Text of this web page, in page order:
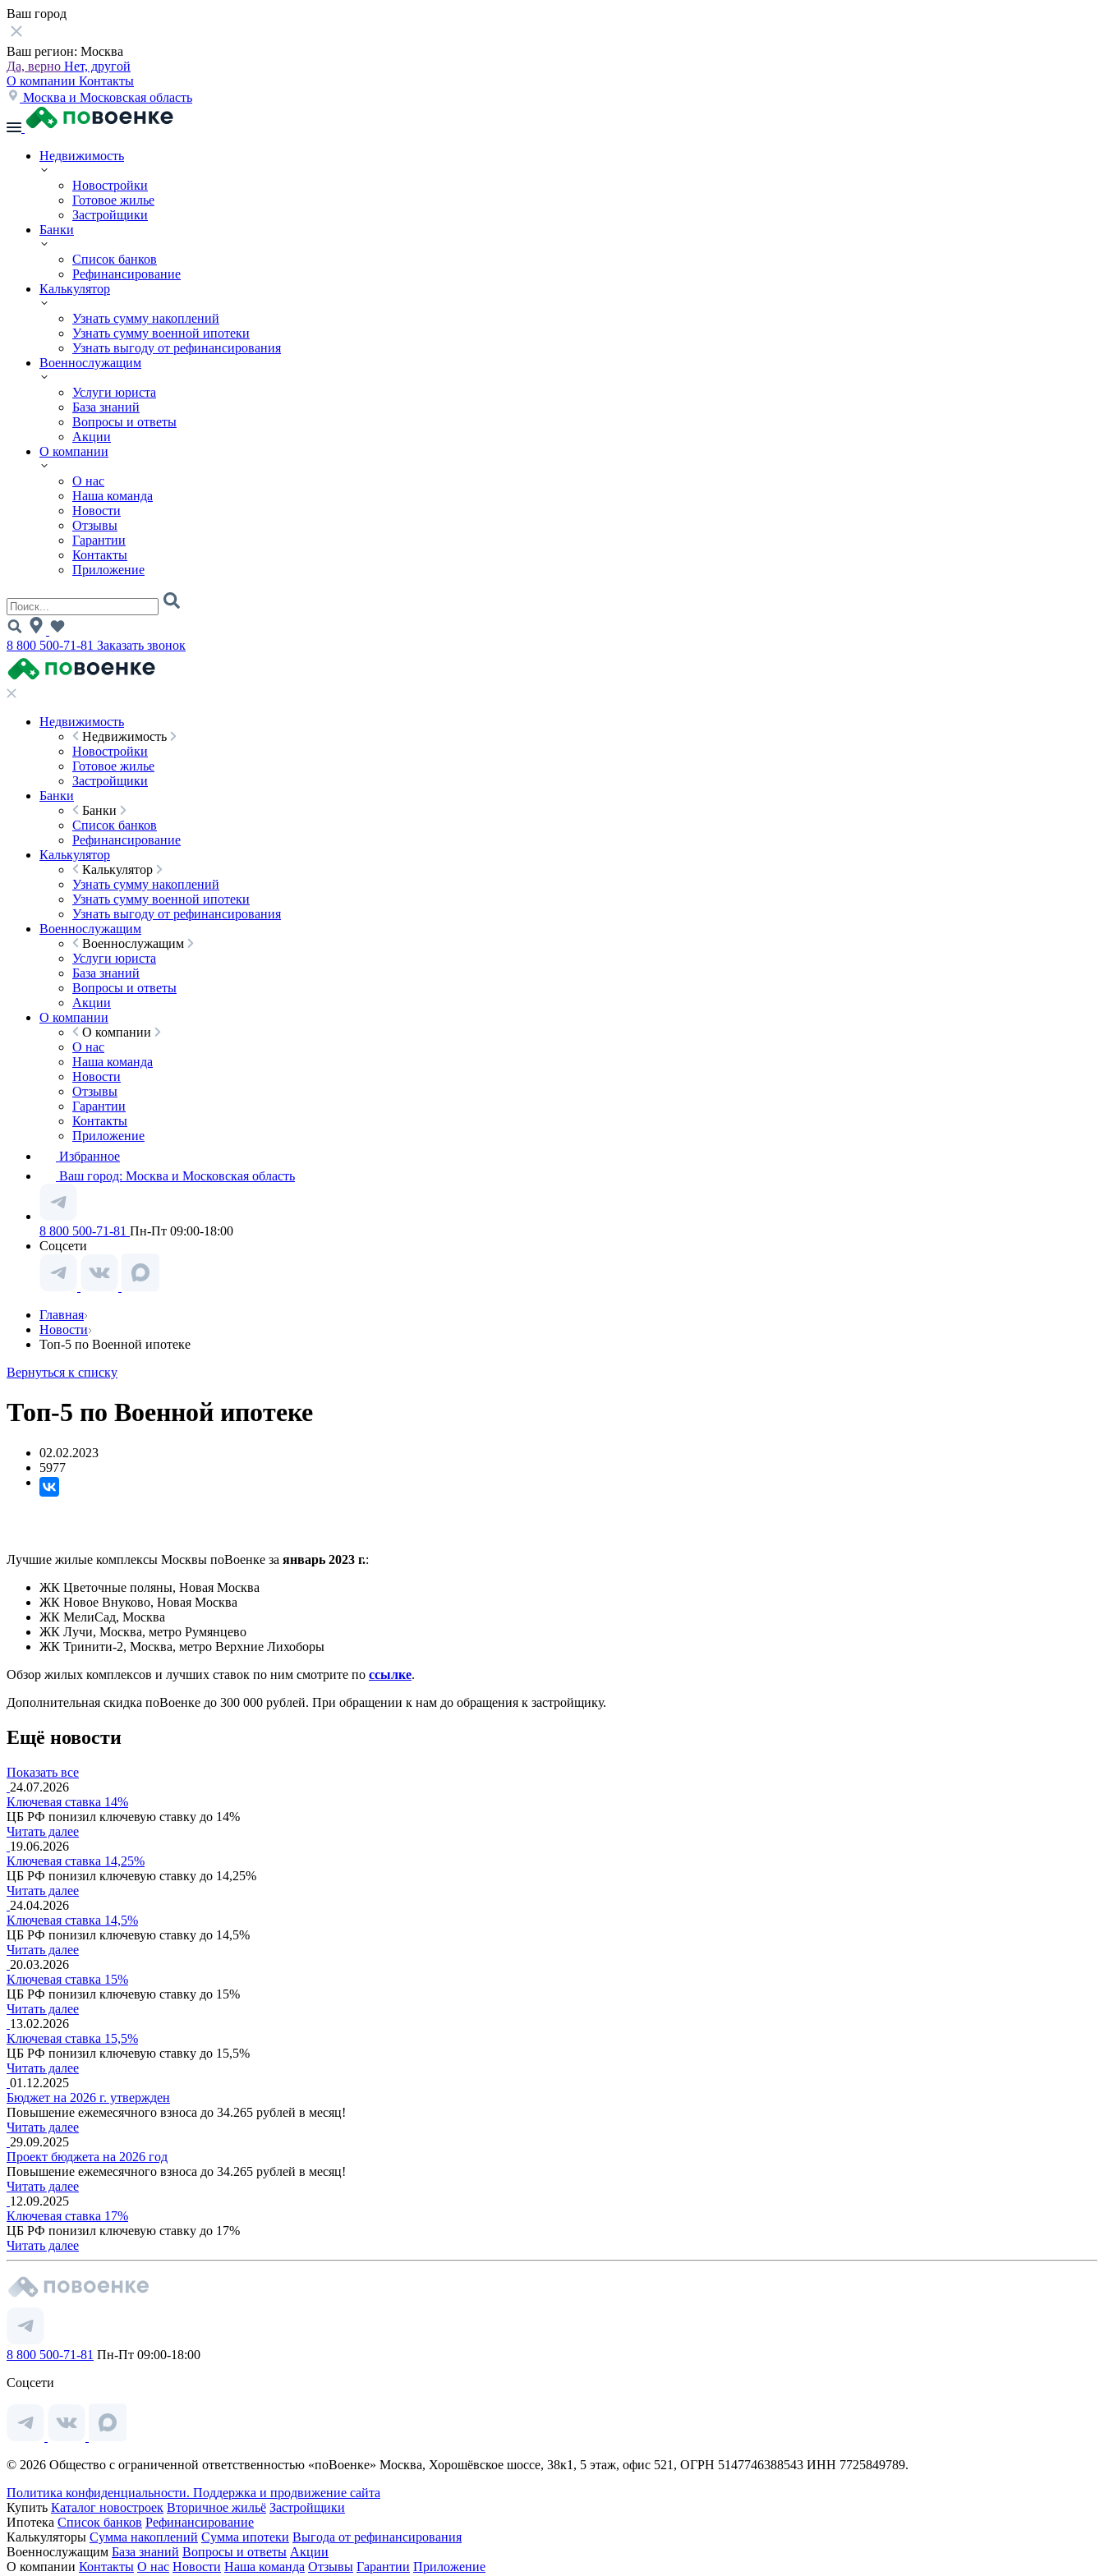
Ваш город
Ваш регион: Москва
Да, верно Нет, другой
О компании Контакты
Москва и Московская область
Недвижимость
Новостройки
Готовое жилье
Застройщики
Банки
Список банков
Рефинансирование
Калькулятор
Узнать сумму накоплений
Узнать сумму военной ипотеки
Узнать выгоду от рефинансирования
Военнослужащим
Услуги юриста
База знаний
Вопросы и ответы
Акции
О компании
О нас
Наша команда
Новости
Отзывы
Гарантии
Контакты
Приложение
8 800 500-71-81 Заказать звонок
Недвижимость
Недвижимость
Новостройки
Готовое жилье
Застройщики
Банки
Банки
Список банков
Рефинансирование
Калькулятор
Калькулятор
Узнать сумму накоплений
Узнать сумму военной ипотеки
Узнать выгоду от рефинансирования
Военнослужащим
Военнослужащим
Услуги юриста
База знаний
Вопросы и ответы
Акции
О компании
О компании
О нас
Наша команда
Новости
Отзывы
Гарантии
Контакты
Приложение
Избранное
Ваш город: Москва и Московская область
8 800 500-71-81 Пн-Пт 09:00-18:00
Соцсети
Главная
Новости
Топ-5 по Военной ипотеке
Вернуться к списку
Топ-5 по Военной ипотеке
02.02.2023
5977
Лучшие жилые комплексы Москвы поВоенке за январь 2023 г.:
ЖК Цветочные поляны, Новая Москва
ЖК Новое Внуково, Новая Москва
ЖК МелиСад, Москва
ЖК Лучи, Москва, метро Румянцево
ЖК Тринити-2, Москва, метро Верхние Лихоборы
Обзор жилых комплексов и лучших ставок по ним смотрите по ссылке.
Дополнительная скидка поВоенке до 300 000 рублей. При обращении к нам до обращения к застройщику.
Ещё новости
Показать все
24.07.2026
Ключевая ставка 14%
ЦБ РФ понизил ключевую ставку до 14%
Читать далее
19.06.2026
Ключевая ставка 14,25%
ЦБ РФ понизил ключевую ставку до 14,25%
Читать далее
24.04.2026
Ключевая ставка 14,5%
ЦБ РФ понизил ключевую ставку до 14,5%
Читать далее
20.03.2026
Ключевая ставка 15%
ЦБ РФ понизил ключевую ставку до 15%
Читать далее
13.02.2026
Ключевая ставка 15,5%
ЦБ РФ понизил ключевую ставку до 15,5%
Читать далее
01.12.2025
Бюджет на 2026 г. утвержден
Повышение ежемесячного взноса до 34.265 рублей в месяц!
Читать далее
29.09.2025
Проект бюджета на 2026 год
Повышение ежемесячного взноса до 34.265 рублей в месяц!
Читать далее
12.09.2025
Ключевая ставка 17%
ЦБ РФ понизил ключевую ставку до 17%
Читать далее
8 800 500-71-81 Пн-Пт 09:00-18:00
Соцсети
© 2026 Общество с ограниченной ответственностью «поВоенке» Москва, Хорошёвское шоссе, 38к1, 5 этаж, офис 521, ОГРН 5147746388543 ИНН 7725849789.
Политика конфиденциальности. Поддержка и продвижение сайта
Купить Каталог новостроек Вторичное жильё Застройщики
Ипотека Список банков Рефинансирование
Калькуляторы Сумма накоплений Сумма ипотеки Выгода от рефинансирования
Военнослужащим База знаний Вопросы и ответы Акции
О компании Контакты О нас Новости Наша команда Отзывы Гарантии Приложение